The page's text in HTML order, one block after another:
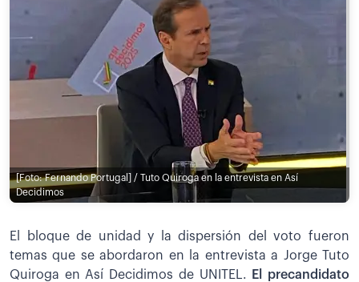
[Foto: Fernando Portugal] / Tuto Quiroga en la entrevista en Así
Decidimos
El bloque de unidad y la dispersión del voto fueron
temas que se abordaron en la entrevista a Jorge Tuto
Quiroga en Así Decidimos de UNITEL. El precandidato